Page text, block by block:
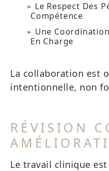
Le Respect Des
Compétence
Une
En Charge
La collaboration est
intentionnelle, non
RÉVISION
Le travail clinique